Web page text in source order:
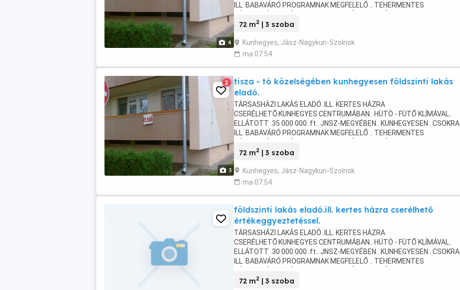
4
ILL. BABAVÁRÓ PROGRAMNAK MEGFELELŐ .. TEHERMENTES
CENTRUMBAN ...
72 m2 | 3 szoba
Kunhegyes, Jász-Nagykun-Szolnok
ma 07:54
3
2
tisza - tó közelségében kunhegyesen földszinti lakás
eladó.
TÁRSASHÁZI LAKÁS ELADÓ .ILL. KERTES HÁZRA
CSERÉLHETŐ.KUNHEGYES CENTRUMÁBAN.. HÜTÖ - FÜTŐ KLÍMÁVAL..
ELLÁTOTT .35 000 000 .ft.. JNSZ-MEGYÉBEN.. KUNHEGYESEN.. CSOKRA
ILL. BABAVÁRÓ PROGRAMNAK MEGFELELŐ .. TEHERMENTES
CENTRUMBAN TALÁLHATÓ. 30-LAKÁSOS. ...
72 m2 | 3 szoba
Kunhegyes, Jász-Nagykun-Szolnok
ma 07:54
földszinti lakás eladó.ill. kertes házra cserélhető
értékeggyeztetéssel.
TÁRSASHÁZI LAKÁS ELADÓ .ILL. KERTES HÁZRA
CSERÉLHETŐ.KUNHEGYES CENTRUMÁBAN.. HÜTÖ - FÜTŐ KLÍMÁVAL..
ELLÁTOTT .30 000 000 .ft.. JNSZ-MEGYÉBEN.. KUNHEGYESEN.. CSOKRA
ILL. BABAVÁRÓ PROGRAMNAK MEGFELELŐ .. TEHERMENTES
CENTRUMBAN TALÁLHATÓ. 30-LAKÁSOS. ...
72 m2 | 3 szoba